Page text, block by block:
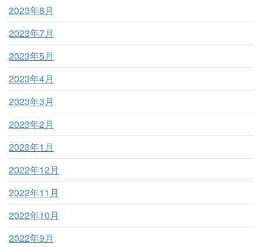
2023年8月
2023年7月
2023年5月
2023年4月
2023年3月
2023年2月
2023年1月
2022年12月
2022年11月
2022年10月
2022年9月